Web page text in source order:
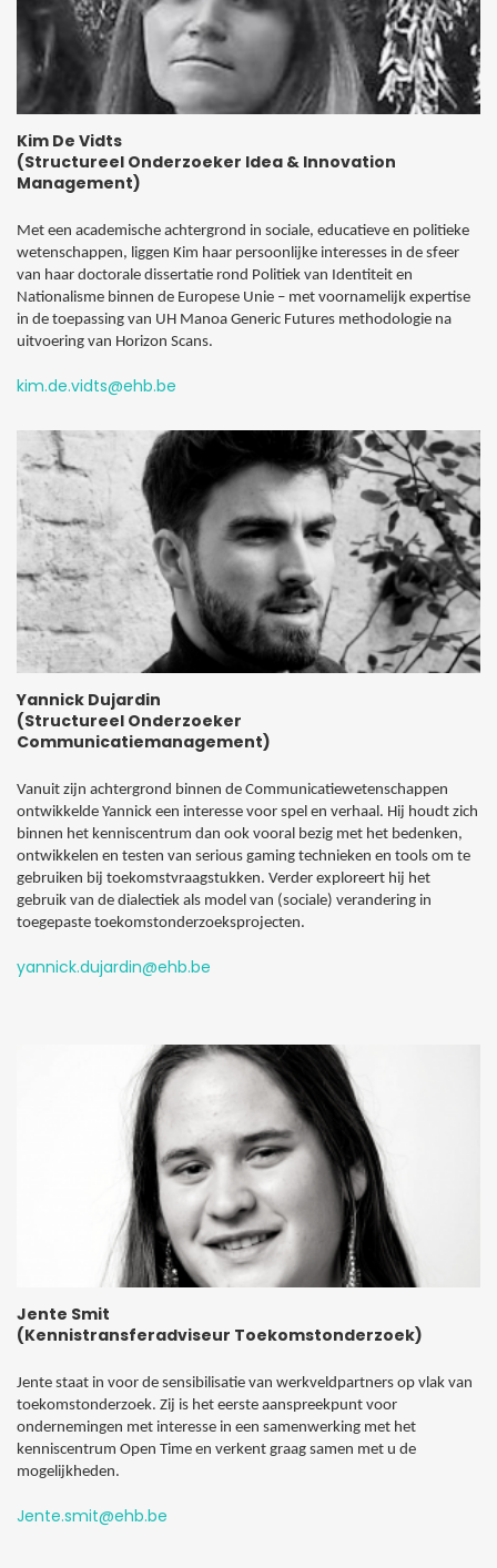
Kim De Vidts
(Structureel Onderzoeker Idea & Innovation
Management)
Met een academische achtergrond in sociale, educatieve en politieke
wetenschappen, liggen Kim haar persoonlijke interesses in de sfeer
van haar doctorale dissertatie rond Politiek van Identiteit en
Nationalisme binnen de Europese Unie – met voornamelijk expertise
in de toepassing van UH Manoa Generic Futures methodologie na
uitvoering van Horizon Scans.
kim.de.vidts@ehb.be
Yannick Dujardin
(Structureel Onderzoeker
Communicatiemanagement)
Vanuit zijn achtergrond binnen de Communicatiewetenschappen
ontwikkelde Yannick een interesse voor spel en verhaal. Hij houdt zich
binnen het kenniscentrum dan ook vooral bezig met het bedenken,
ontwikkelen en testen van serious gaming technieken en tools om te
gebruiken bij toekomstvraagstukken. Verder exploreert hij het
gebruik van de dialectiek als model van (sociale) verandering in
toegepaste toekomstonderzoeksprojecten.
yannick.dujardin@ehb.be
Jente Smit
(Kennistransferadviseur Toekomstonderzoek)
Jente staat in voor de sensibilisatie van werkveldpartners op vlak van
toekomstonderzoek. Zij is het eerste aanspreekpunt voor
ondernemingen met interesse in een samenwerking met het
kenniscentrum Open Time en verkent graag samen met u de
mogelijkheden.
Jente.smit@ehb.be